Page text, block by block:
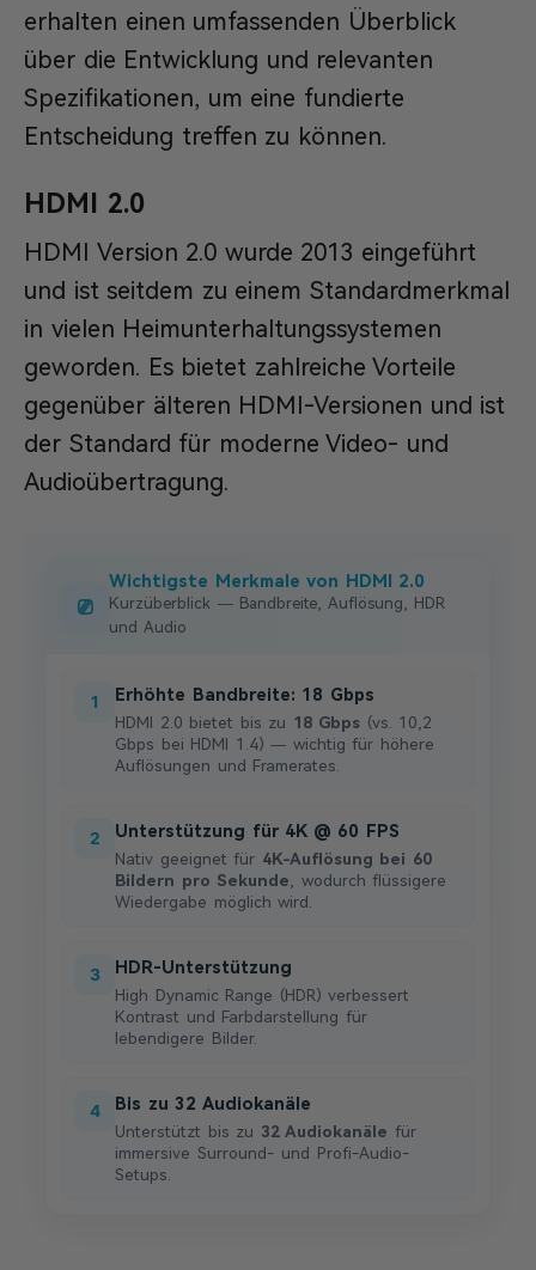
erhalten einen umfassenden Überblick
über die Entwicklung und relevanten
Spezifikationen, um eine fundierte
Entscheidung treffen zu können.
HDMI 2.0
HDMI Version 2.0 wurde 2013 eingeführt
und ist seitdem zu einem Standardmerkmal
in vielen Heimunterhaltungssystemen
geworden. Es bietet zahlreiche Vorteile
gegenüber älteren HDMI-Versionen und ist
der Standard für moderne Video- und
Audioübertragung.
⎚
Wichtigste Merkmale von HDMI 2.0
Kurzüberblick — Bandbreite, Auflösung, HDR
und Audio
1 Erhöhte Bandbreite: 18 Gbps
HDMI 2.0 bietet bis zu 18 Gbps (vs. 10,2
Gbps bei HDMI 1.4) — wichtig für höhere
Auflösungen und Framerates.
2 Unterstützung für 4K @ 60 FPS
Nativ geeignet für 4K-Auflösung bei 60
Bildern pro Sekunde, wodurch flüssigere
Wiedergabe möglich wird.
3 HDR-Unterstützung
High Dynamic Range (HDR) verbessert
Kontrast und Farbdarstellung für
lebendigere Bilder.
4 Bis zu 32 Audiokanäle
Unterstützt bis zu 32 Audiokanäle für
immersive Surround- und Profi-Audio-
Setups.